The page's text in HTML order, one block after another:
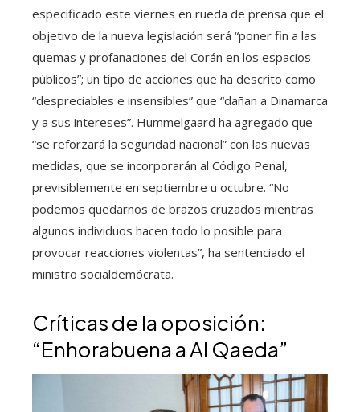
especificado este viernes en rueda de prensa que el
objetivo de la nueva legislación será “poner fin a las
quemas y profanaciones del Corán en los espacios
públicos”; un tipo de acciones que ha descrito como
“despreciables e insensibles” que “dañan a Dinamarca
y a sus intereses”. Hummelgaard ha agregado que
“se reforzará la seguridad nacional” con las nuevas
medidas, que se incorporarán al Código Penal,
previsiblemente en septiembre u octubre. “No
podemos quedarnos de brazos cruzados mientras
algunos individuos hacen todo lo posible para
provocar reacciones violentas”, ha sentenciado el
ministro socialdemócrata.
Críticas de la oposición:
“Enhorabuena a Al Qaeda”